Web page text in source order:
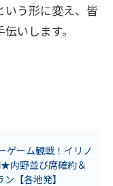
いう形に変え、皆
いします。
ゲーム観戦！イリノ
内野並び席確約＆
【各地発】